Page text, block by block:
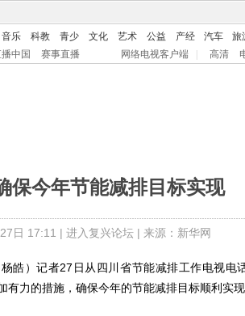
音乐 科教 青少 文化 艺术 公益 产经 汽车 旅
中国 赛事直播 网络电视客户端 高清
保今年节能减排目标实现
日 17:11 | 进入复兴论坛| 来源：新华网
）记者27日从四川省节能减排工作电视电
力的措施，确保今年的节能减排目标顺利实现